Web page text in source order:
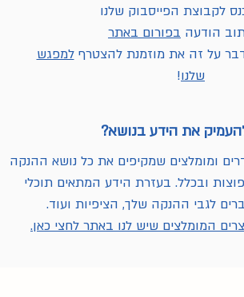
לקבוצת הפייסבוק שלנו
הודעה בפורום באתר
על זה את מוזמנת להצטרףלמפגש
שלנו!
את הידע בנושא?
ומומלצים שמקיפים את כל נושא ההנקה
ובכלל. בעזרת הידע המתאים תוכלי
לגבי ההנקה שלך, הציפיות ועוד.
המומלצים שיש לנו באתר לחצי כאן.